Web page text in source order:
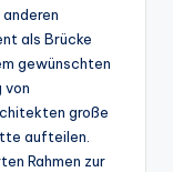
als Brücke
gewünschten
von
große
aufteilen.
Rahmen zur